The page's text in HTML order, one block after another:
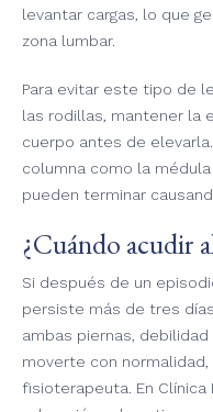
levantar cargas, lo que
zona lumbar.
Para evitar este tipo de
las rodillas, mantener la
cuerpo antes de
columna como la
pueden terminar
¿Cuándo acudir
Si después de un
persiste más de tres
ambas piernas,
moverte con
fisioterapeuta. En Clínica